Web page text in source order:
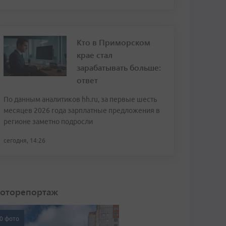
Кто в Приморском
крае стал
зарабатывать больше:
ответ
По данным аналитиков hh.ru, за первые шесть
месяцев 2026 года зарплатные предложения в
регионе заметно подросли
сегодня, 14:26
фото